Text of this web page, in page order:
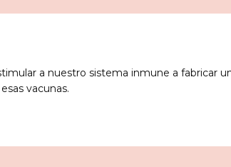
a nuestro sistema inmune a fabricar
vacunas.